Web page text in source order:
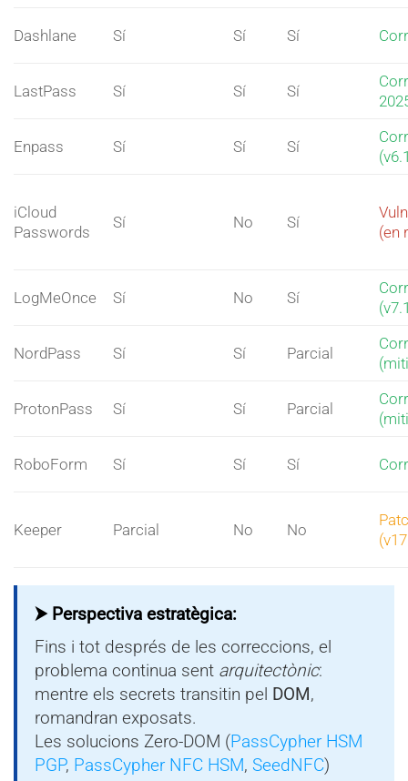
Dashlane Sí Sí Sí
LastPass Sí Sí Sí
Enpass Sí Sí Sí
iCloud
Passwords
Sí No Sí
(en
LogMeOnce Sí No Sí
NordPass Sí Sí Parcial
ProtonPass Sí Sí Parcial
RoboForm Sí Sí Sí
Keeper Parcial No No
⮞ Perspectiva estratègica:
Fins i tot després de les correccions, el
problema continua sent arquitectònic:
mentre els secrets transitin pel DOM,
romandran exposats.
Les solucions Zero-DOM (PassCypher HSM
PGP, PassCypher NFC HSM,SeedNFC)